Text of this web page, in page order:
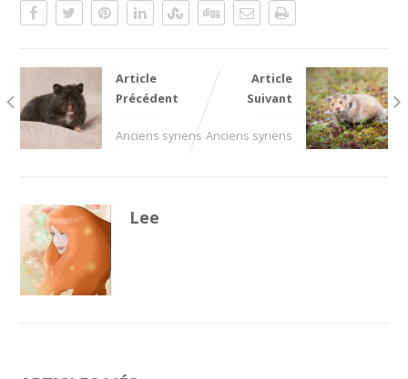
Article
Précédent
Anciens syriens
Article
Suivant
Anciens syriens
Lee